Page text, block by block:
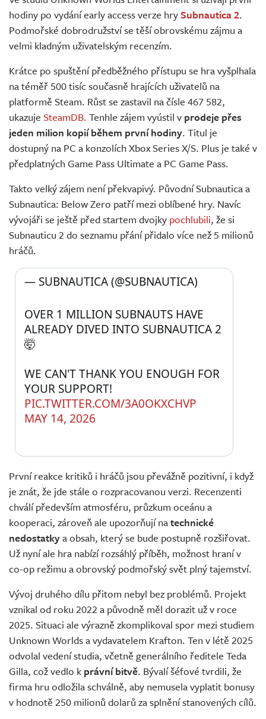
Živě
hodiny po vydání early access verze hrySubnautica 2.
Podmořské dobrodružství se těší obrovskému zájmu a
velmi kladným uživatelským recenzím.
Krátce po spuštění předběžného přístupu se hra vyšplhala
na téměř 500 tisíc současně hrajících uživatelů na
platformě Steam. Růst se zastavil na čísle 467 582,
ukazuje SteamDB. Tenhle zájem vyústil v prodeje přes
jeden milion kopií během první hodiny. Titul je
dostupný na PC a konzolích Xbox Series X/S. Plus je také v
předplatných Game Pass Ultimate a PC Game Pass.
Takto velký zájem není překvapivý. Původní Subnautica a
Subnautica: Below Zero patří mezi oblíbené hry. Navíc
vývojáři se ještě před startem dvojky pochlubili, že si
Subnauticu 2 do seznamu přání přidalo více než 5 milionů
hráčů.
OVER 1 MILLION SUBNAUTS HAVE
ALREADY DIVED INTO SUBNAUTICA 2
🤯
WE CAN'T THANK YOU ENOUGH FOR
PIC.TWITTER.COM/3A0OKXCHVP
— SUBNAUTICA (@SUBNAUTICA)
MAY 14, 2026
První reakce kritiků i hráčů jsou převážně pozitivní, i když
je znát, že jde stále o rozpracovanou verzi. Recenzenti
chválí především atmosféru, průzkum oceánu a
kooperaci, zároveň ale upozorňují natechnické
nedostatkya obsah, který se bude postupně rozšiřovat.
Už nyní ale hra nabízí rozsáhlý příběh, možnost hraní v
co-op režimu a obrovský podmořský svět plný tajemství.
Vývoj druhého dílu přitom nebyl bez problémů. Projekt
vznikal od roku 2022 a původně měl dorazit už v roce
2025. Situaci ale výrazně zkomplikoval spor mezi studiem
Unknown Worlds a vydavatelem Krafton. Ten v létě 2025
odvolal vedení studia, včetně generálního ředitele Teda
Gilla, což vedlo k právní bitvě. Bývalí šéfové tvrdili, že
firma hru odložila schválně, aby nemusela vyplatit bonusy
v hodnotě 250 milionů dolarů za splnění stanovených cílů.